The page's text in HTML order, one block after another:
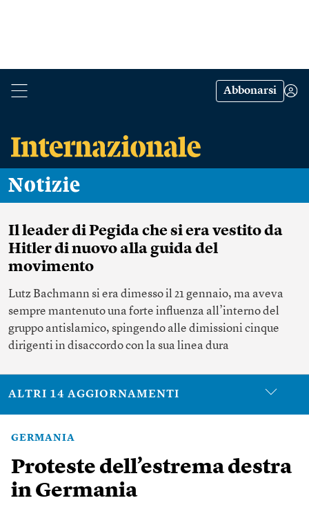
Abbonarsi
Notizie
Il leader di Pegida che si era vestito da
Hitler di nuovo alla guida del
movimento
Lutz Bachmann si era dimesso il 21 gennaio, ma aveva
sempre mantenuto una forte influenza all’interno del
gruppo antislamico, spingendo alle dimissioni cinque
dirigenti in disaccordo con la sua linea dura
ALTRI 14 AGGIORNAMENTI
GERMANIA
Proteste dell’estrema destra
in Germania